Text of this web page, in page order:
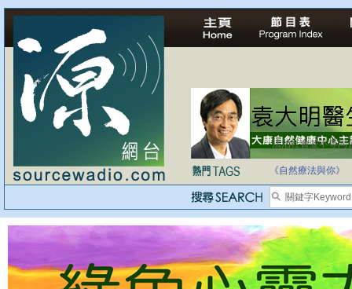
法治社會並不等同
《自然療法與你》